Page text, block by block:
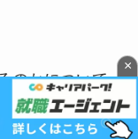
のかについて
×